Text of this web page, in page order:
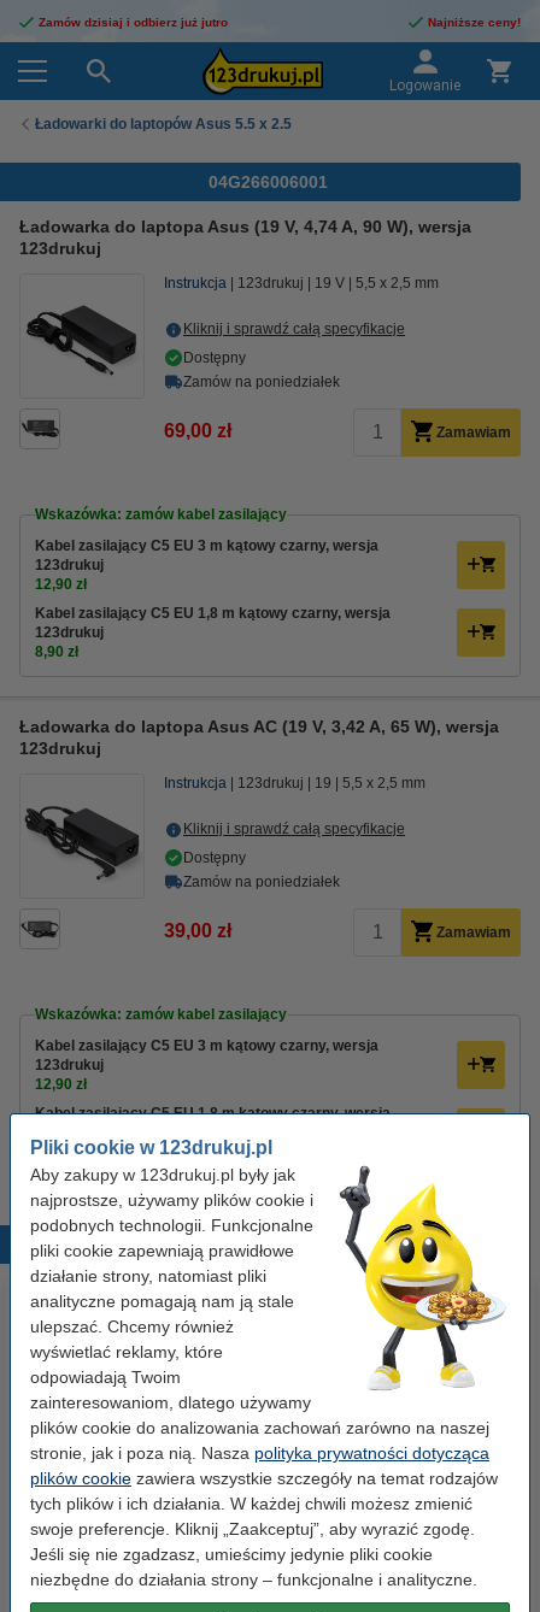
Pliki cookie w 123drukuj.pl
Aby zakupy w 123drukuj.pl były jak
najprostsze, używamy plików cookie i
podobnych technologii. Funkcjonalne
pliki cookie zapewniają prawidłowe
działanie strony, natomiast pliki
analityczne pomagają nam ją stale
ulepszać. Chcemy również
wyświetlać reklamy, które
odpowiadają Twoim
zainteresowaniom, dlatego używamy
plików cookie do analizowania zachowań zarówno na naszej
stronie, jak i poza nią. Nasza polityka prywatności dotycząca
plików cookie zawiera wszystkie szczegóły na temat rodzajów
tych plików i ich działania. W każdej chwili możesz zmienić
swoje preferencje. Kliknij „Zaakceptuj”, aby wyrazić zgodę.
Jeśli się nie zgadzasz, umieścimy jedynie pliki cookie
niezbędne do działania strony – funkcjonalne i analityczne.
Zamów dzisiaj i odbierz już jutro Najniższe ceny!
Logowanie
Ładowarki do laptopów Asus 5.5 x 2.5
04G266006001
Ładowarka do laptopa Asus (19 V, 4,74 A, 90 W), wersja
123drukuj
Instrukcja 123drukuj 19 V 5,5 x 2,5 mm
Kliknij i sprawdź całą specyfikacje
Dostępny
Zamów na poniedziałek
69,00 zł Zamawiam
Wskazówka: zamów kabel zasilający
Kabel zasilający C5 EU 3 m kątowy czarny, wersja
123drukuj
12,90 zł
Kabel zasilający C5 EU 1,8 m kątowy czarny, wersja
123drukuj
8,90 zł
Ładowarka do laptopa Asus AC (19 V, 3,42 A, 65 W), wersja
123drukuj
Instrukcja 123drukuj 19 5,5 x 2,5 mm
Kliknij i sprawdź całą specyfikacje
Dostępny
Zamów na poniedziałek
39,00 zł Zamawiam
Wskazówka: zamów kabel zasilający
Kabel zasilający C5 EU 3 m kątowy czarny, wersja
123drukuj
12,90 zł
Kabel zasilający C5 EU 1,8 m kątowy czarny, wersja
8,90 zł
Popularne produkty
Etykiety wysyłkowe A6 (105 x
148 mm), 100 etykiet, 123drukuj
14,90 zł z VAT
Segregator A4 plastikowy
niebieski 80 mm, 123drukuj
9,90 zł z VAT